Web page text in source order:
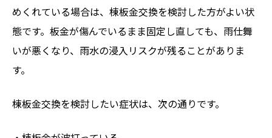
めくれている場合は、棟板金交換を検討した方がよい状
態です。板金が傷んでいるまま固定し直しても、雨仕舞
いが悪くなり、雨水の浸入リスクが残ることがありま
す。
棟板金交換を検討したい症状は、次の通りです。